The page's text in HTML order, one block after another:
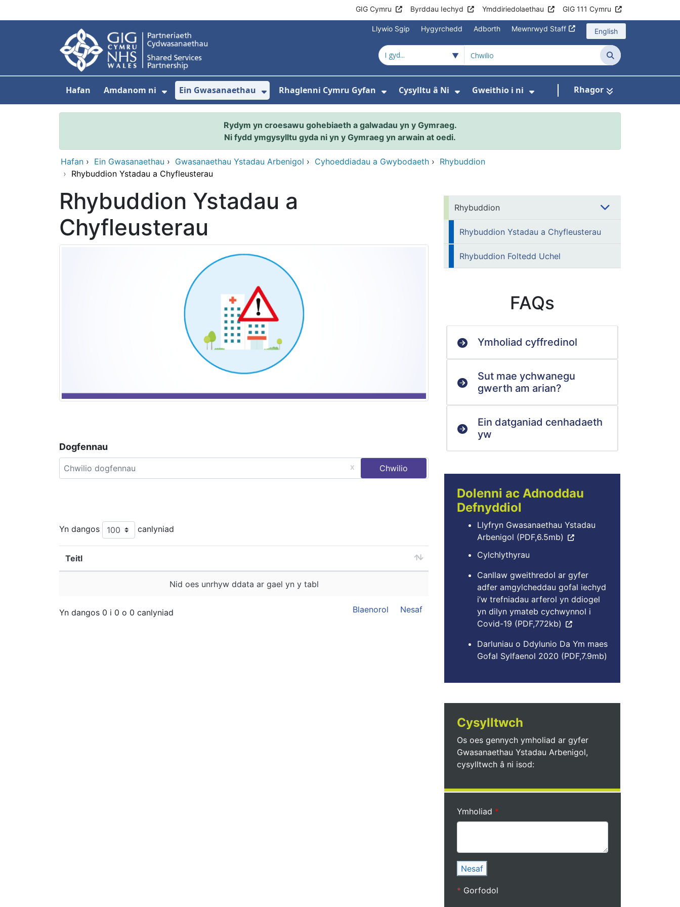
GIG Cymru Byrddau Iechyd Ymddiriedolaethau GIG 111 Cymru
Llywio Sgip Hygyrchedd Adborth Mewnrwyd Staff English
Chwilio
Hafan Amdanom ni
Dangos isddewislen ar gyfer Amdanom ni
Ein Gwasanaethau
Dangos isddewislen ar gyfer Ein Gwasanaethau
Rhaglenni Cymru Gyfan Cysylltu â Ni Gweithio i ni Rhagor
Rydym yn croesawu gohebiaeth a galwadau yn y Gymraeg.
Ni fydd ymgysylltu gyda ni yn y Gymraeg yn arwain at oedi.
Hafan › Ein Gwasanaethau › Gwasanaethau Ystadau Arbenigol › Cyhoeddiadau a Gwybodaeth › Rhybuddion
› Rhybuddion Ystadau a Chyfleusterau
Rhybuddion Ystadau a
Chyfleusterau
Dogfennau
Yn dangos canlyniad
Teitl
Nid oes unrhyw ddata ar gael yn y tabl
Yn dangos 0 i 0 o 0 canlyniad Blaenorol Nesaf
Rhybuddion
Rhybuddion Ystadau a Chyfleusterau
Rhybuddion Foltedd Uchel
FAQs
Ymholiad cyffredinol
Sut mae ychwanegu
gwerth am arian?
Ein datganiad cenhadaeth
yw
Dolenni ac Adnoddau
Defnyddiol
Llyfryn Gwasanaethau Ystadau
Arbenigol (PDF,6.5mb)
Cylchlythyrau
Canllaw gweithredol ar gyfer
adfer amgylcheddau gofal iechyd
i’w trefniadau arferol yn ddiogel
yn dilyn ymateb cychwynnol i
Covid-19 (PDF,772kb)
Darluniau o Ddylunio Da Ym maes
Gofal Sylfaenol 2020 (PDF,7.9mb)
Cysylltwch
Os oes gennych ymholiad ar gyfer
Gwasanaethau Ystadau Arbenigol,
cysylltwch â ni isod:
Ymholiad
Nesaf
* Gorfodol